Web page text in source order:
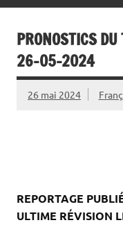
PRONOSTICS
26-05-2024
26 mai 2024
REPORTAGE
ULTIME RÉVISION